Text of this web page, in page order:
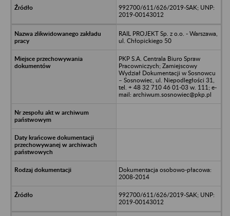
992700/611/626/2019-SAK; UNP:
2019-00143012
RAIL PROJEKT Sp. z o.o. - Warszawa,
ul. Chłopickiego 50
PKP S.A. Centrala Biuro Spraw
Pracowniczych; Zamiejscowy
Wydział Dokumentacji w Sosnowcu
– Sosnowiec, ul. Niepodległości 31,
tel. + 48 32 710 46 01-03 w. 111; e-
mail: archiwum.sosnowiec@pkp.pl
Dokumentacja osobowo-płacowa:
2008-2014
992700/611/626/2019-SAK; UNP:
2019-00143012